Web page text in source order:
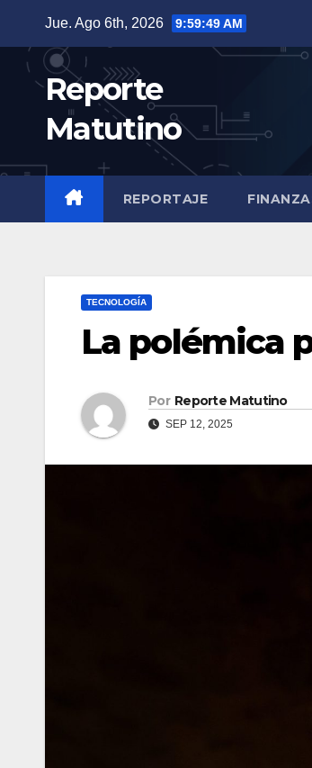
contenido
Jue. Ago 6th, 2026 9:59:51 AM
Reporte
Matutino
REPORTAJE
TECNOLOGÍA
La polémica
Por Reporte Matutino
SEP 12, 2025